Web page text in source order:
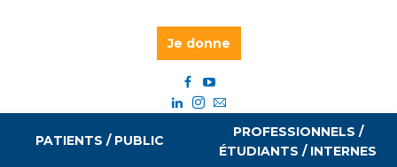
Je donne
PATIENTS / PUBLIC
PROFESSIONNELS /
ÉTUDIANTS / INTERNES